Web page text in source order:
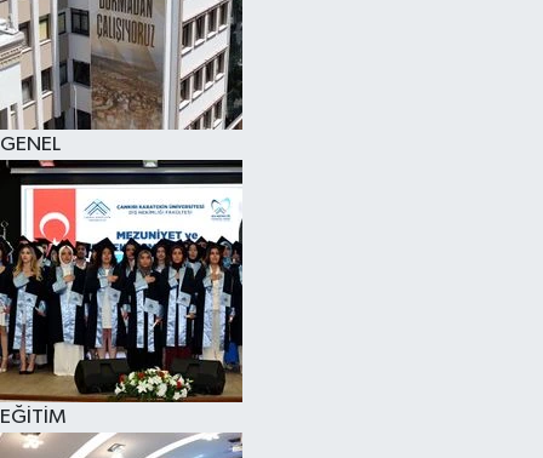
GENEL
EĞİTİM
KÜLTÜR SANAT
MAGAZİN
SAĞLIK
SİYASET
SPOR
TEKNOLOJİ
VİZYONDAKİLER